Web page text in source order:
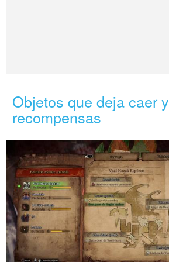
Objetos que deja caer y
recompensas